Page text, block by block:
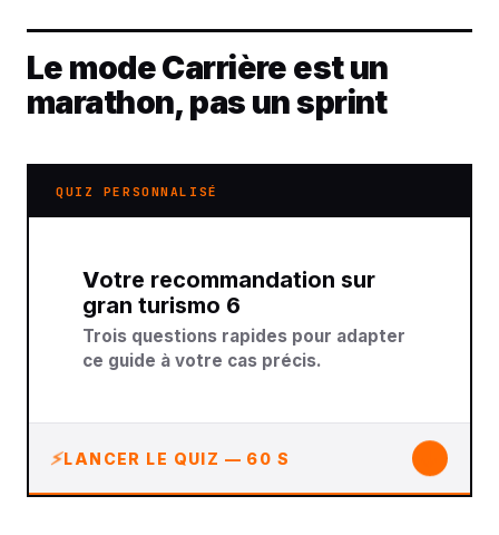
Le mode Carrière est un
marathon, pas un sprint
QUIZ PERSONNALISÉ
Votre recommandation sur
gran turismo 6
Trois questions rapides pour adapter
ce guide à votre cas précis.
LANCER LE QUIZ — 60 S